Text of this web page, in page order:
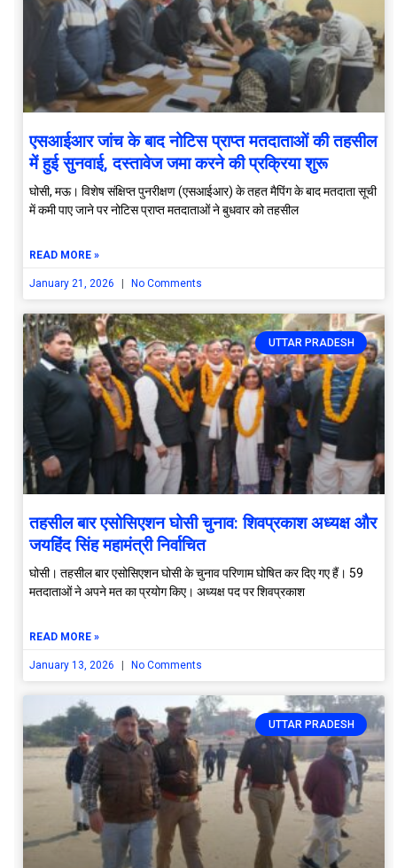
एसआईआर जांच के बाद नोटिस प्राप्त मतदाताओं की तहसील
में हुई सुनवाई, दस्तावेज जमा करने की प्रक्रिया शुरू
घोसी, मऊ। विशेष संक्षिप्त पुनरीक्षण (एसआईआर) के तहत मैपिंग के बाद मतदाता सूची
में कमी पाए जाने पर नोटिस प्राप्त मतदाताओं ने बुधवार को तहसील
READ MORE »
January 21, 2026 No Comments
UTTAR PRADESH
तहसील बार एसोसिएशन घोसी चुनाव: शिवप्रकाश अध्यक्ष और
जयहिंद सिंह महामंत्री निर्वाचित
घोसी। तहसील बार एसोसिएशन घोसी के चुनाव परिणाम घोषित कर दिए गए हैं। 59
मतदाताओं ने अपने मत का प्रयोग किए। अध्यक्ष पद पर शिवप्रकाश
READ MORE »
January 13, 2026 No Comments
UTTAR PRADESH